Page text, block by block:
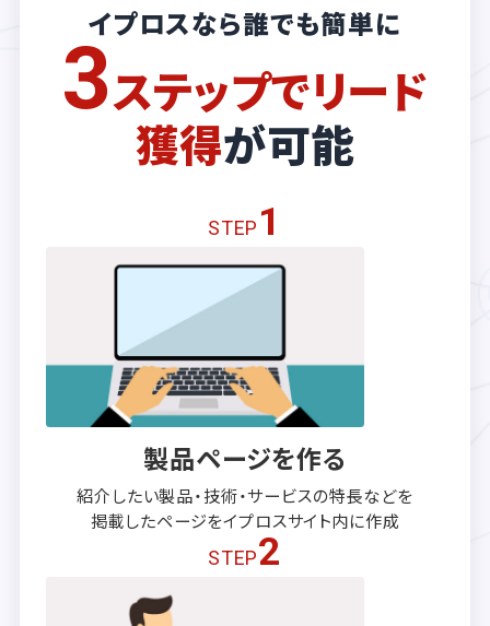
イプロスなら誰でも簡単に
3ステップでリード
獲得が可能
STEP 1
製品ページを作る
紹介したい製品・技術・サービスの特長などを
掲載したページをイプロスサイト内に作成
STEP2